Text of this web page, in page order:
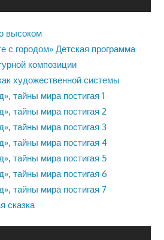
высоком
с городом» Детская программа
композиции
художественной системы
тайны мира постигая 1
тайны мира постигая 2
тайны мира постигая 3
тайны мира постигая 4
тайны мира постигая 5
тайны мира постигая 6
тайны мира постигая 7
сказка